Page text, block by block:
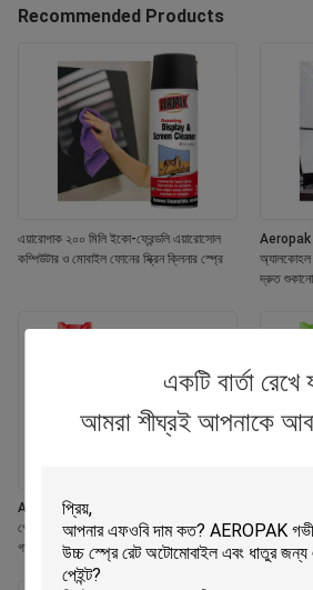
একটি বার্তা রেখে
আমরা শীঘ্রই আপনাকে
Recommended Products
এয়ারোপাক ২০০ মিলি ইকো-ফ্রেন্ডলি এয়ারোসোল
কম্পিউটার ও মোবাইল ফোনের স্ক্রিন ক্লিনার স্প্রে
Aeropak
অ্যালকোহল
দ্রুত
Aeropak 330ml পরিবেশ বান্ধব এয়ারোসোল
গোলাপী সুগন্ধি এয়ার ফ্রেশনার স্প্রে হোম এবং
গাড়ির অভ্যন্তরীণ ব্যবহারের জন্য দীর্ঘস্থায়ী
Aeropak
ব্যবহার
বান্ধব পোষা
ফ্রেশনার